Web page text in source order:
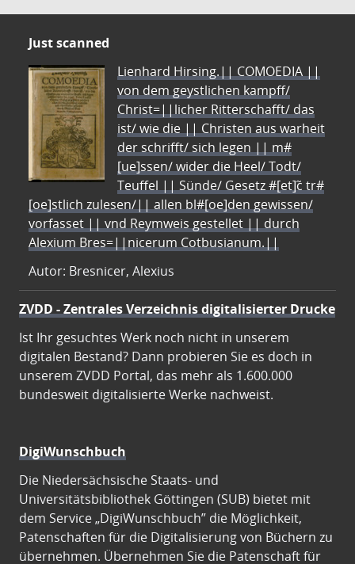
Just scanned
Lienhard Hirsing.|| COMOEDIA ||
von dem geystlichen kampff/
Christ=||licher Ritterschafft/ das
ist/ wie die || Christen aus warheit
der schrifft/ sich legen || m#
[ue]ssen/ wider die Heel/ Todt/
Teuffel || Sünde/ Gesetz #[et]c̃ tr#
[oe]stlich zulesen/|| allen bl#[oe]den gewissen/
vorfasset || vnd Reymweis gestellet || durch
Alexium Bres=||nicerum Cotbusianum.||
Autor: Bresnicer, Alexius
ZVDD - Zentrales Verzeichnis digitalisierter Drucke
Ist Ihr gesuchtes Werk noch nicht in unserem
digitalen Bestand? Dann probieren Sie es doch in
unserem ZVDD Portal, das mehr als 1.600.000
bundesweit digitalisierte Werke nachweist.
DigiWunschbuch
Die Niedersächsische Staats- und
Universitätsbibliothek Göttingen (SUB) bietet mit
dem Service „DigiWunschbuch” die Möglichkeit,
Patenschaften für die Digitalisierung von Büchern zu
übernehmen. Übernehmen Sie die Patenschaft für